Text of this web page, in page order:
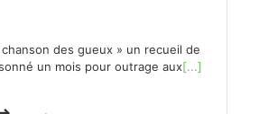
des gueux » un recueil de
un mois pour outrage aux[...]